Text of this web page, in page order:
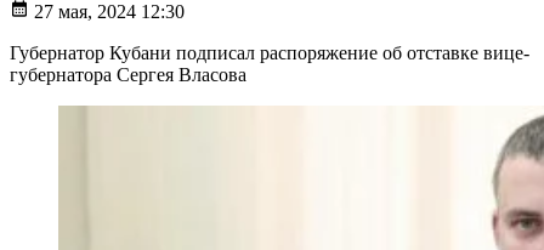
27 мая, 2024 12:30
Губернатор Кубани подписал распоряжение об отставке вице-
губернатора Сергея Власова